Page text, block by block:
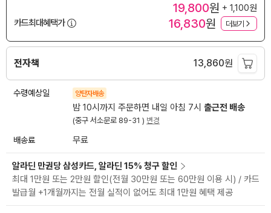
19,800원 + 1,100원
카드최대혜택가
16,830원 더보기
전자책 13,860원
수령예상일 양탄자배송
밤 10시까지 주문하면 내일 아침 7시 출근전 배송
(중구 서소문로 89-31 ) 변경
배송료 무료
알라딘 만권당 삼성카드, 알라딘 15% 청구 할인
최대 1만원 또는 2만원 할인(전월 30만원 또는 60만원 이용 시) / 카드
발급월 +1개월까지는 전월 실적이 없어도 최대 1만원 혜택 제공